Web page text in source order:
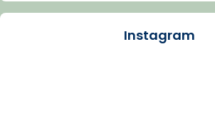
🔗tinyurl.com/cvu5jmbk
Instagram